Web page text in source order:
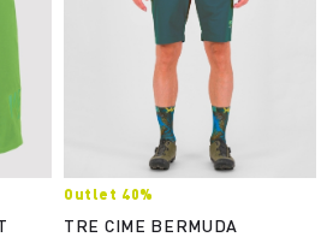
Outlet 40%
TRE CIME BERMUDA